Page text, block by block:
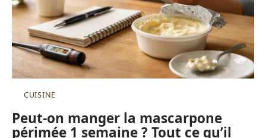
CUISINE
Peut-on manger la mascarpone
périmée 1 semaine ? Tout ce qu’il